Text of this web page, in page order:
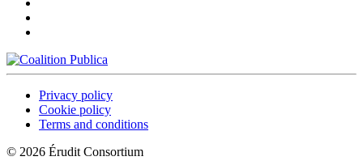
Privacy policy
Cookie policy
Terms and conditions
© 2026 Érudit Consortium